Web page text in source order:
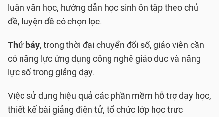
luận văn học, hướng dẫn học sinh ôn tập theo chủ
đề, luyện đề có chọn lọc.
Thứ bảy, trong thời đại chuyển đổi số, giáo viên cần
có năng lực ứng dụng công nghệ giáo dục và năng
lực số trong giảng dạy.
Việc sử dụng hiệu quả các phần mềm hỗ trợ dạy học,
thiết kế bài giảng điện tử, tổ chức lớp học trực